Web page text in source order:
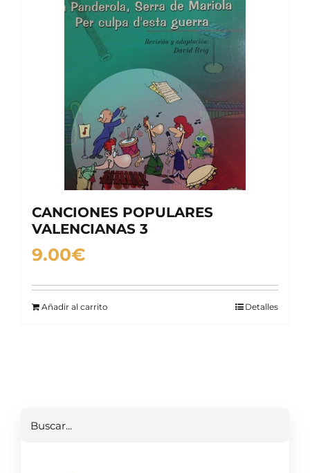
CANCIONES POPULARES
VALENCIANAS 3
9.00€
Añadir al carrito Detalles